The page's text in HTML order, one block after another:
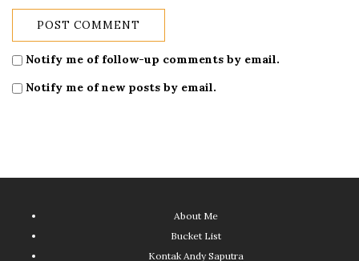
Notify me of follow-up comments by email.
Notify me of new posts by email.
About Me
Bucket List
Kontak Andy Saputra